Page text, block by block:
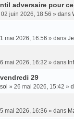
adversaire pour
02 juin 2026, 18:56 » dans
mai 2026, 16:56 » dans
mai 2026, 16:32 » dans
29
» 26 mai 2026, 15:42 »
mai 2026, 16:36 » dans